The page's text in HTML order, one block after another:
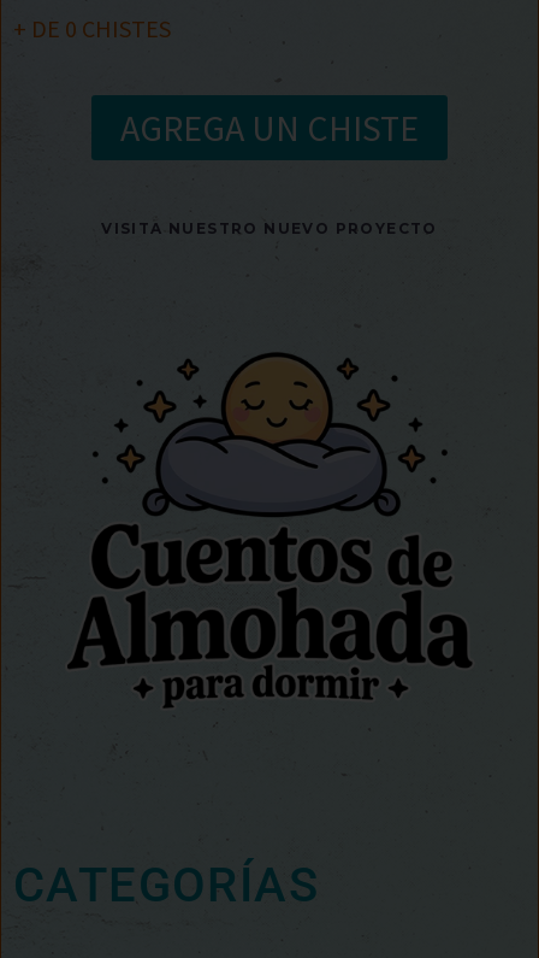
+ DE 0 CHISTES
AGREGA UN CHISTE
VISITA NUESTRO NUEVO PROYECTO
CATEGORÍAS